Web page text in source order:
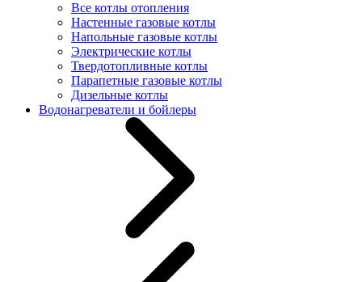
Все котлы отопления
Настенные газовые котлы
Напольные газовые котлы
Электрические котлы
Твердотопливные котлы
Парапетные газовые котлы
Дизельные котлы
Водонагреватели и бойлеры